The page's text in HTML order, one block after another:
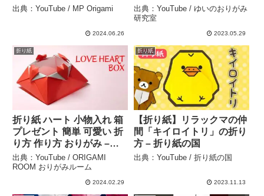
MP Origami
出典：YouTube / MP Origami
2024.06.26
究室
出典：YouTube / ゆいのおりがみ
研究室
2023.05.29
折り紙
折り紙 ハート 小物入れ 箱
プレゼント 簡単 可愛い 折
り方 作り方 おりがみ –
ORIGAMI ROOM おりがみ
ルーム
出典：YouTube / ORIGAMI
ROOM おりがみルーム
2024.02.29
折り紙
【折り紙】リラックマの仲
間「キイロイトリ」の折り
方 – 折り紙の国
出典：YouTube / 折り紙の国
2023.11.13